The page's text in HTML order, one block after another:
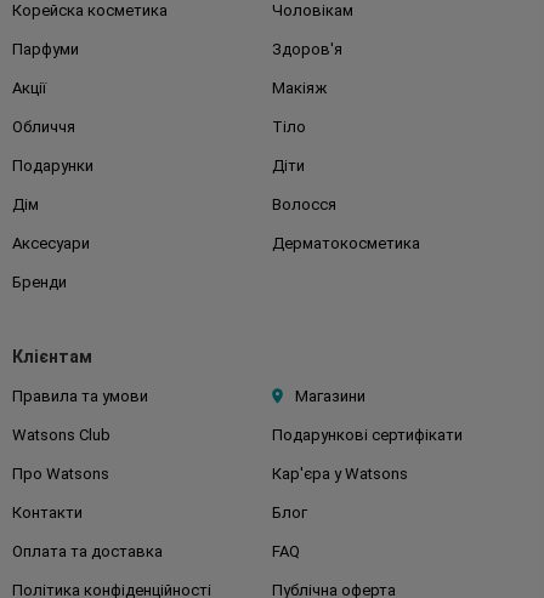
Корейска косметика Чоловікам
Парфуми Здоров'я
Акції Макіяж
Обличчя Тіло
Подарунки Діти
Дім Волосся
Аксесуари Дерматокосметика
Бренди
Клієнтам
Правила та умови Магазини
Watsons Club Подарункові сертифікати
Про Watsons Кар'єра у Watsons
Контакти Блог
Оплата та доставка FAQ
Політика конфіденційності Публічна оферта